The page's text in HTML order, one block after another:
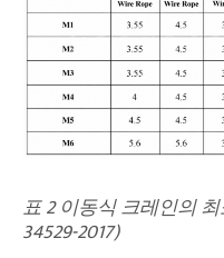
표 2 이동식 크레인의
34529-2017)